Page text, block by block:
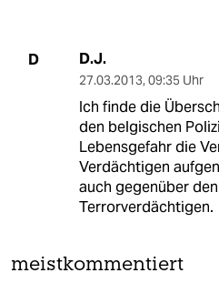
D D.J.
27.03.2013, 09:35 Uhr
Ich finde die
den belgischen
Lebensgefahr die
Verdächtigen
auch gegenüber
Terrorverdächtigen.
meistkommentiert